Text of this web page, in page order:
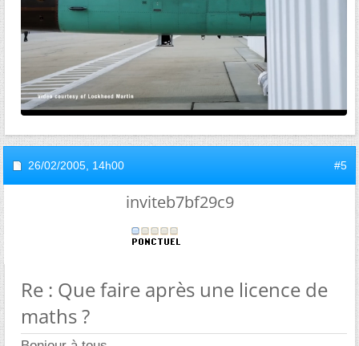
26/02/2005, 14h00 #5
inviteb7bf29c9
Re : Que faire après une licence de
maths ?